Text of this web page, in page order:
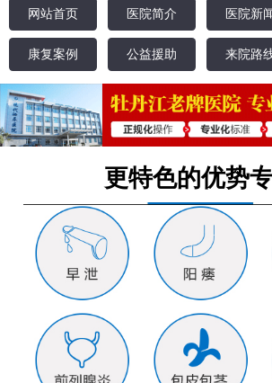
网站首页 医院简介 医院新
康复案例 公益援助 来院路
更特色的优势